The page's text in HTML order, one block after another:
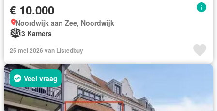
€ 10.000
Noordwijk aan Zee, Noordwijk
3 Kamers
25 mei 2026 van Listedbuy
Veel vraag